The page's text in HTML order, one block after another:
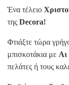
Ένα τέλειο
της Decora!
Φτιάξτε τώρα
μπισκοτάκια με Αι
πελάτες ή τους